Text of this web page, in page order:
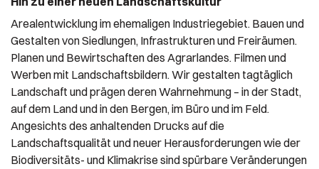
Arealentwicklung im ehemaligen Industriegebiet. Bauen und
Gestalten von Siedlungen, Infrastrukturen und Freiräumen.
Planen und Bewirtschaften des Agrarlandes. Filmen und
Werben mit Landschaftsbildern. Wir gestalten tagtäglich
Landschaft und prägen deren Wahrnehmung – in der Stadt,
auf dem Land und in den Bergen, im Büro und im Feld.
Angesichts des anhaltenden Drucks auf die
Landschaftsqualität und neuer Herausforderungen wie der
Biodiversitäts- und Klimakrise sind spürbare Veränderungen